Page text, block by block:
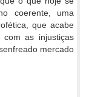
coerente, uma
que acabe
as injustiças
mercado